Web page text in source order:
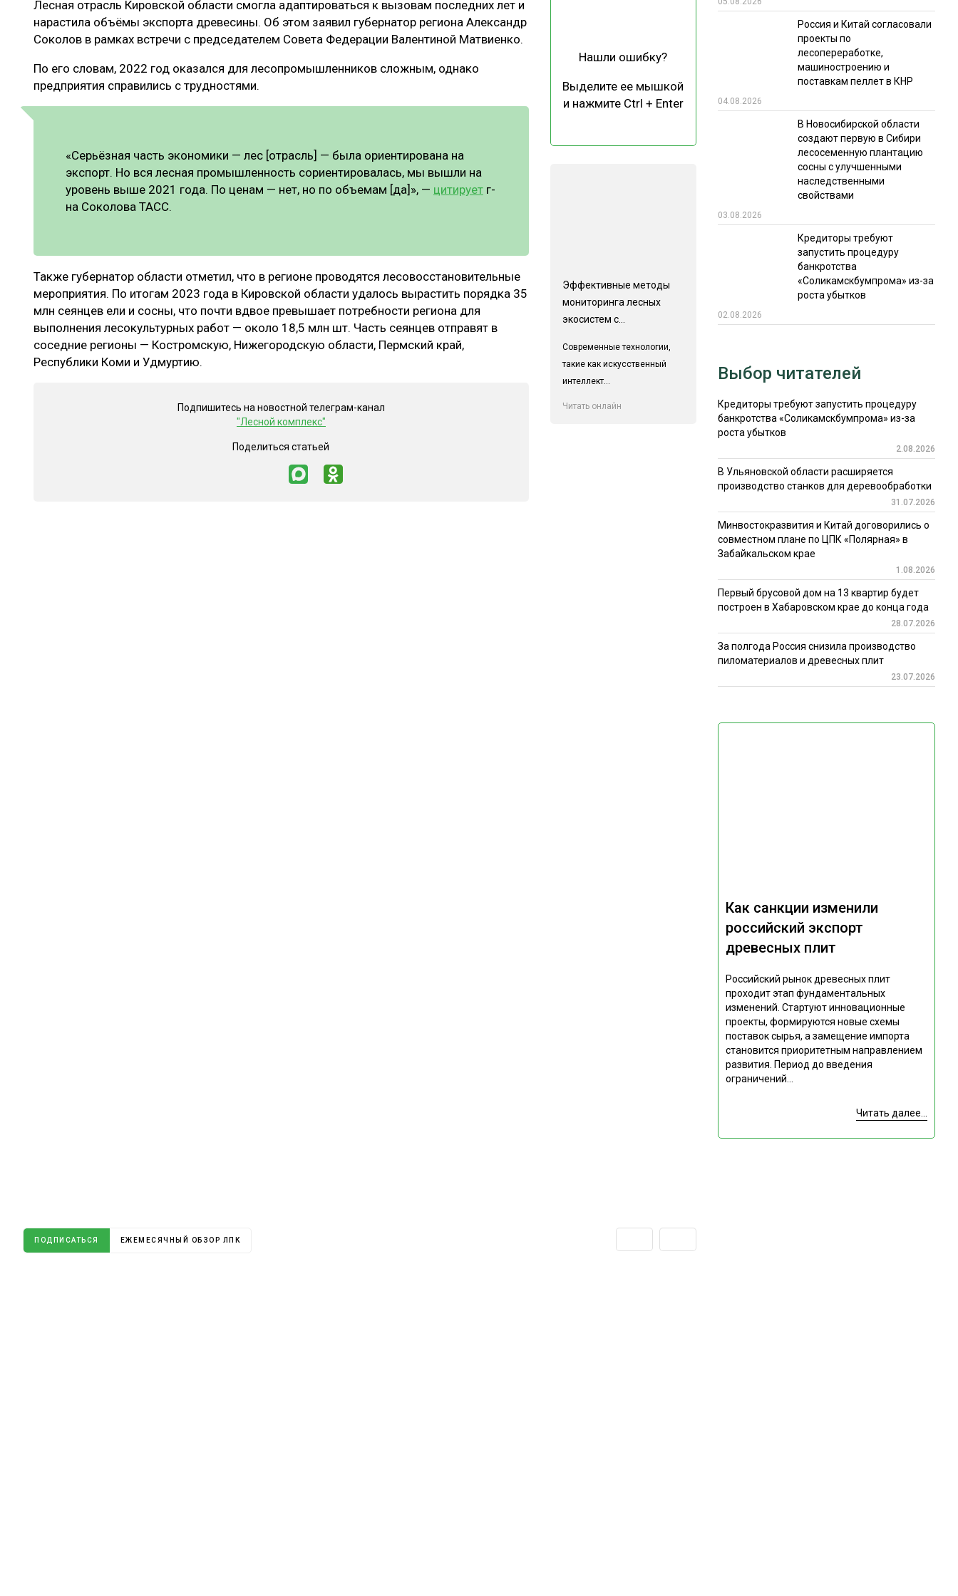
ЛЕСОВОССТАНОВЛЕНИЕ И ЗАЩИТА
ЦБП
СУШКА ДРЕВЕСИНЫ
МЕБЕЛЬНОЕ ПРОИЗВОДСТВО
РЫНОК
ОТРАСЛЕВАЯ ДИСКУССИЯ
ИТОГИ МЕРОПРИЯТИЙ
Лесная отрасль Кировской области смогла адаптироваться к вызовам последних лет и
нарастила объёмы экспорта древесины. Об этом заявил губернатор региона Александр
Соколов в рамках встречи с председателем Совета Федерации Валентиной Матвиенко.
По его словам, 2022 год оказался для лесопромышленников сложным, однако
предприятия справились с трудностями.
«Серьёзная часть экономики — лес [отрасль] — была ориентирована на
экспорт. Но вся лесная промышленность сориентировалась, мы вышли на
уровень выше 2021 года. По ценам — нет, но по объемам [да]», — цитирует г-
на Соколова ТАСС.
Также губернатор области отметил, что в регионе проводятся лесовосстановительные
мероприятия. По итогам 2023 года в Кировской области удалось вырастить порядка 35
млн сеянцев ели и сосны, что почти вдвое превышает потребности региона для
выполнения лесокультурных работ — около 18,5 млн шт. Часть сеянцев отправят в
соседние регионы — Костромскую, Нижегородскую области, Пермский край,
Республики Коми и Удмуртию.
Подпишитесь на новостной телеграм-канал
"Лесной комплекс"
Поделиться статьей
Нашли ошибку?
Выделите ее мышкой
и нажмите Ctrl + Enter
Эффективные методы
мониторинга лесных
экосистем с...
Современные технологии,
такие как искусственный
интеллект...
Читать онлайн
Россия и Китай согласовали
проекты по
лесопереработке,
машиностроению и
поставкам пеллет в КНР
04.08.2026
В Новосибирской области
создают первую в Сибири
лесосеменную плантацию
сосны с улучшенными
наследственными
свойствами
03.08.2026
Кредиторы требуют
запустить процедуру
банкротства
«Соликамскбумпрома» из-за
роста убытков
02.08.2026
Как санкции изменили
российский экспорт
древесных плит
Российский рынок древесных плит
проходит этап фундаментальных
изменений. Стартуют инновационные
проекты, формируются новые схемы
поставок сырья, а замещение импорта
становится приоритетным направлением
развития. Период до введения
ограничений...
Читать далее...
ПОДПИСАТЬСЯ ЕЖЕМЕСЯЧНЫЙ ОБЗОР ЛПК
Выбор читателей
Кредиторы требуют запустить процедуру
банкротства «Соликамскбумпрома» из-за
роста убытков
2.08.2026
В Ульяновской области расширяется
производство станков для деревообработки
31.07.2026
Минвостокразвития и Китай договорились о
совместном плане по ЦПК «Полярная» в
Забайкальском крае
1.08.2026
Первый брусовой дом на 13 квартир будет
построен в Хабаровском крае до конца года
28.07.2026
За полгода Россия снизила производство
пиломатериалов и древесных плит
23.07.2026